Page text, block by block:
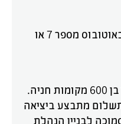
לתחנת האוניברסיטה, משם באוטובוס מספר 7 או
לרשות הבאים למכללה חניון בן 600 מקומות חניה.
מתבצע ביציאה
לבניין הנהלת